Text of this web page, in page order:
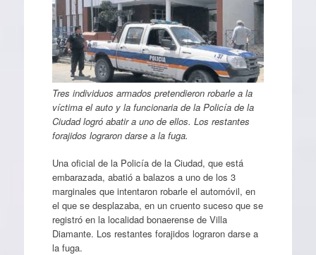
Tres individuos armados pretendieron robarle a la
víctima el auto y la funcionaria de la Policía de la
Ciudad logró abatir a uno de ellos. Los restantes
forajidos lograron darse a la fuga.
Una oficial de la Policía de la Ciudad, que está
embarazada, abatió a balazos a uno de los 3
marginales que intentaron robarle el automóvil, en
el que se desplazaba, en un cruento suceso que se
registró en la localidad bonaerense de Villa
Diamante. Los restantes forajidos lograron darse a
la fuga.